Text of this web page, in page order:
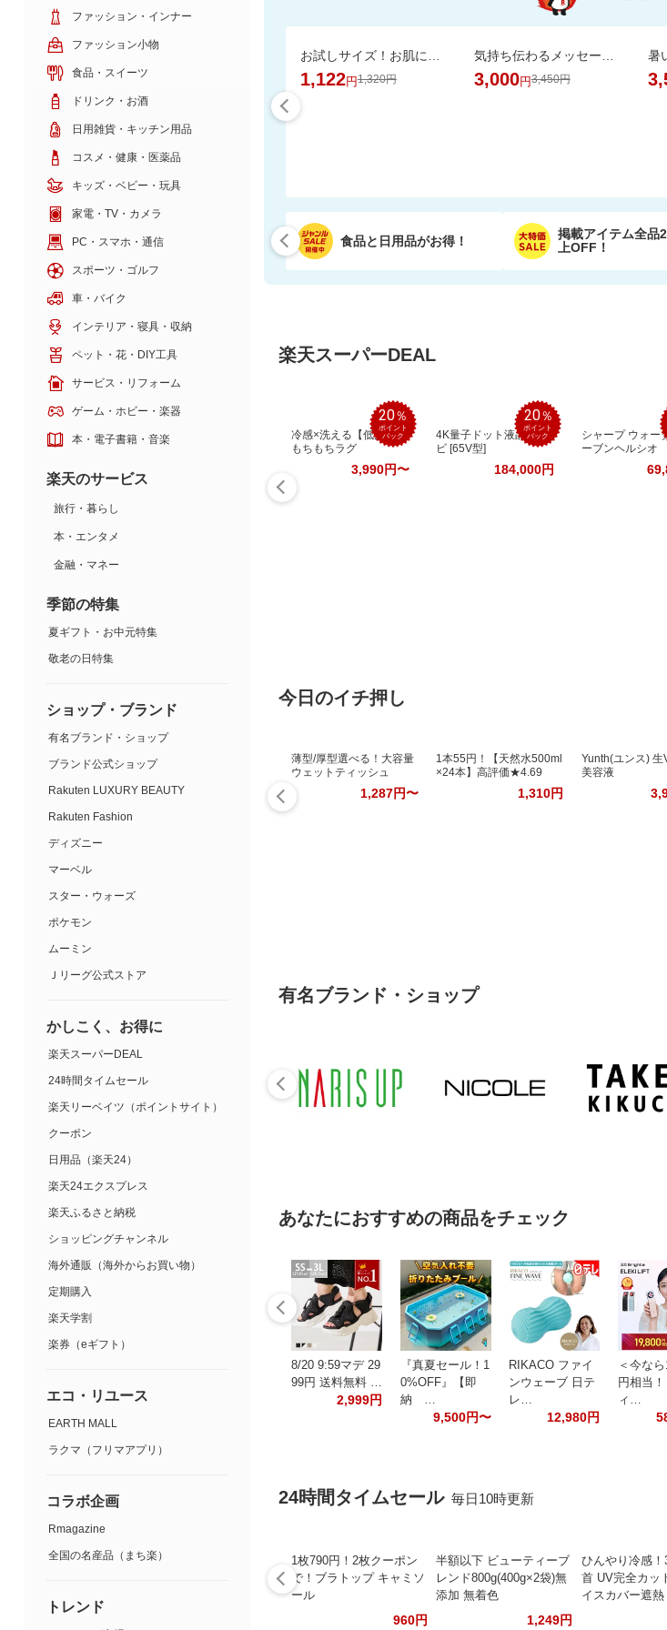
1,122円1,320円 3,000円3,450円
食品と日用品がお得！
掲載アイテム全品
上OFF！
楽天スーパーDEAL
20％
ポイント
バック
冷感×洗える【低反発】
もちもちラグ
3,990円〜
20％
ポイント
バック
4K量子ドット液晶テレ
ビ [65V型]
184,000円
シャープ ウォー
ーブンヘルシオ
今日のイチ押し
薄型/厚型選べる！大容量
ウェットティッシュ
1,287円〜
1本55円！【天然水500ml
×24本】高評価★4.69
1,310円
Yunth(ユンス) 生
美容液
有名ブランド・ショップ
あなたにおすすめの商品をチェック
8/20 9:59マデ 29
99円 送料無料 …
2,999円
『真夏セール！1
0%OFF』【即
納 …
9,500円〜
RIKACO ファイ
ンウェーブ 日テ
レ…
12,980円
＜今な
円相当
ィ…
24時間タイムセール 毎日10時更新
1枚790円！2枚クーポン
で！ブラトップ キャミソ
ール
960円
半額以下 ビューティーブ
レンド800g(400g×2袋)無
添加 無着色
1,249円
ひんやり冷感！
首 UV完全カッ
イスカバー遮熱
ファッション・インナー
ファッション小物
食品・スイーツ
ドリンク・お酒
日用雑貨・キッチン用品
コスメ・健康・医薬品
キッズ・ベビー・玩具
家電・TV・カメラ
PC・スマホ・通信
スポーツ・ゴルフ
車・バイク
インテリア・寝具・収納
ペット・花・DIY工具
サービス・リフォーム
ゲーム・ホビー・楽器
本・電子書籍・音楽
楽天のサービス
旅行・暮らし
本・エンタメ
金融・マネー
季節の特集
夏ギフト・お中元特集
敬老の日特集
ショップ・ブランド
有名ブランド・ショップ
ブランド公式ショップ
Rakuten LUXURY BEAUTY
Rakuten Fashion
ディズニー
マーベル
スター・ウォーズ
ポケモン
ムーミン
Ｊリーグ公式ストア
かしこく、お得に
楽天スーパーDEAL
24時間タイムセール
楽天リーベイツ（ポイントサイト）
クーポン
日用品（楽天24）
楽天24エクスプレス
楽天ふるさと納税
ショッピングチャンネル
海外通販（海外からお買い物）
定期購入
楽天学割
楽券（eギフト）
エコ・リユース
EARTH MALL
ラクマ（フリマアプリ）
コラボ企画
Rmagazine
全国の名産品（まち楽）
トレンド